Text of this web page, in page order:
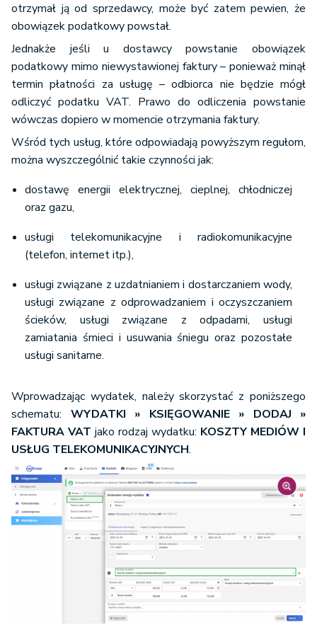
otrzymał ją od sprzedawcy, może być zatem pewien, że
obowiązek podatkowy powstał.
Jednakże jeśli u dostawcy powstanie obowiązek
podatkowy mimo niewystawionej faktury – ponieważ minął
termin płatności za usługę – odbiorca nie będzie mógł
odliczyć podatku VAT. Prawo do odliczenia powstanie
wówczas dopiero w momencie otrzymania faktury.
Wśród tych usług, które odpowiadają powyższym regułom,
można wyszczególnić takie czynności jak:
dostawę energii elektrycznej, cieplnej, chłodniczej
oraz gazu,
usługi telekomunikacyjne i radiokomunikacyjne
(telefon, internet itp.),
usługi związane z uzdatnianiem i dostarczaniem wody,
usługi związane z odprowadzaniem i oczyszczaniem
ścieków, usługi związane z odpadami, usługi
zamiatania śmieci i usuwania śniegu oraz pozostałe
usługi sanitarne.
Wprowadzając wydatek, należy skorzystać z poniższego
schematu: WYDATKI » KSIĘGOWANIE » DODAJ »
FAKTURA VAT jako rodzaj wydatku: KOSZTY MEDIÓW I
USŁUG TELEKOMUNIKACYJNYCH.